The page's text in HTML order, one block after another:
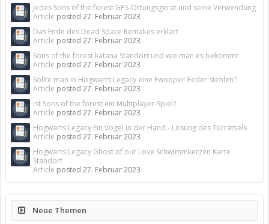
Jedes Sons of the forest GPS-Ortungsgerät und seine Verwendung
Article posted 27. Februar 2023
Das Ende des Dead Space Remakes erklärt
Article posted 27. Februar 2023
Sons of the forest katana Standort und wie man es bekommt
Article posted 27. Februar 2023
Sollte man in Hogwarts Legacy eine Fwooper-Feder stehlen?
Article posted 27. Februar 2023
Ist Sons of the forest ein Multiplayer-Spiel?
Article posted 27. Februar 2023
Hogwarts Legacy Ein Vogel in der Hand - Lösung des Türrätsels
Article posted 27. Februar 2023
Hogwarts Legacy Ghost of our Love Schwimmkerzen Karte
Standort
Article posted 27. Februar 2023
Neue Themen